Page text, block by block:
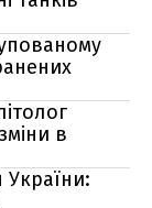
в
України: